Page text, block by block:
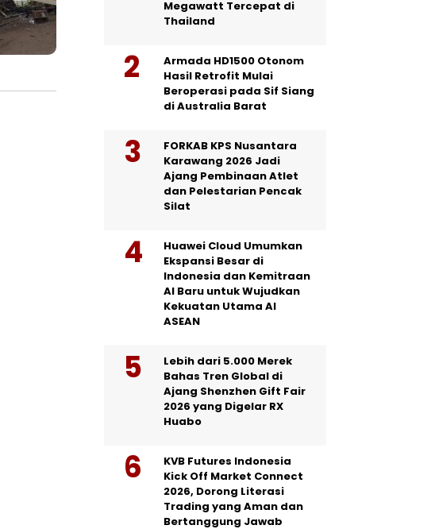
Megawatt Tercepat di
Thailand
Armada HD1500 Otonom
Hasil Retrofit Mulai
Beroperasi pada Sif Siang
di Australia Barat
FORKAB KPS Nusantara
Karawang 2026 Jadi
Ajang Pembinaan Atlet
dan Pelestarian Pencak
Silat
Huawei Cloud Umumkan
Ekspansi Besar di
Indonesia dan Kemitraan
AI Baru untuk Wujudkan
Kekuatan Utama AI
ASEAN
Lebih dari 5.000 Merek
Bahas Tren Global di
Ajang Shenzhen Gift Fair
2026 yang Digelar RX
Huabo
KVB Futures Indonesia
Kick Off Market Connect
2026, Dorong Literasi
Trading yang Aman dan
Bertanggung Jawab